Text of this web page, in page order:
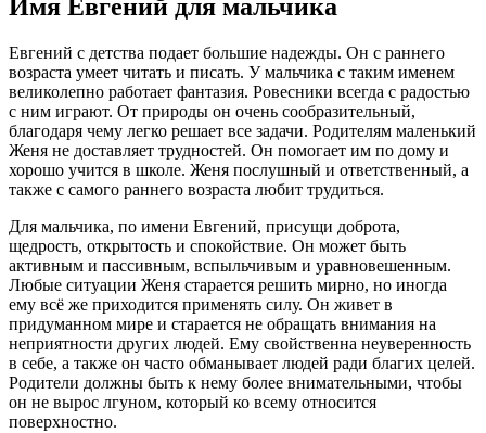
Имя Евгений для мальчика
Евгений с детства подает большие надежды. Он с раннего
возраста умеет читать и писать. У мальчика с таким именем
великолепно работает фантазия. Ровесники всегда с радостью
с ним играют. От природы он очень сообразительный,
благодаря чему легко решает все задачи. Родителям маленький
Женя не доставляет трудностей. Он помогает им по дому и
хорошо учится в школе. Женя послушный и ответственный, а
также с самого раннего возраста любит трудиться.
Для мальчика, по имени Евгений, присущи доброта,
щедрость, открытость и спокойствие. Он может быть
активным и пассивным, вспыльчивым и уравновешенным.
Любые ситуации Женя старается решить мирно, но иногда
ему всё же приходится применять силу. Он живет в
придуманном мире и старается не обращать внимания на
неприятности других людей. Ему свойственна неуверенность
в себе, а также он часто обманывает людей ради благих целей.
Родители должны быть к нему более внимательными, чтобы
он не вырос лгуном, который ко всему относится
поверхностно.